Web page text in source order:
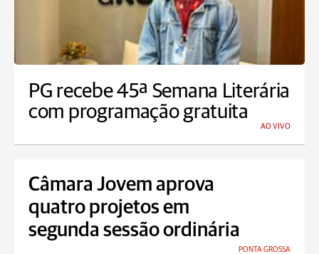
PG recebe 45ª Semana Literária
com programação gratuita
AO VIVO
Câmara Jovem aprova
quatro projetos em
segunda sessão ordinária
PONTA GROSSA